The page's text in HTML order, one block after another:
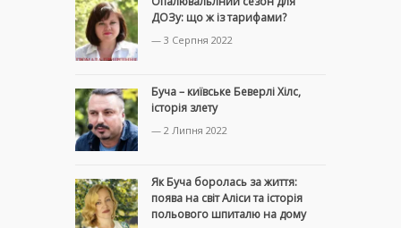
ДОЗу: що ж із тарифами?
— 3 Серпня 2022
Буча – київське Беверлі Хілс,
історія злету
— 2 Липня 2022
Як Буча боролась за життя:
поява на світ Аліси та історія
польового шпиталю на дому